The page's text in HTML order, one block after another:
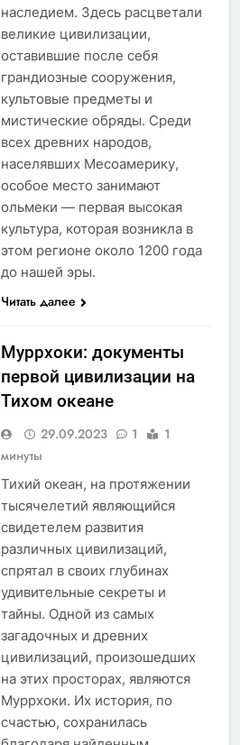
наследием. Здесь расцветали
великие цивилизации,
оставившие после себя
грандиозные сооружения,
культовые предметы и
мистические обряды. Среди
всех древних народов,
населявших Месоамерику,
особое место занимают
ольмеки — первая высокая
культура, которая возникла в
этом регионе около 1200 года
до нашей эры.
Читать далее
Муррхоки: документы
первой цивилизации на
Тихом океане
29.09.2023 1
1
минуты
Тихий океан, на протяжении
тысячелетий являющийся
свидетелем развития
различных цивилизаций,
спрятал в своих глубинах
удивительные секреты и
тайны. Одной из самых
загадочных и древних
цивилизаций, произошедших
на этих просторах, являются
Муррхоки. Их история, по
счастью, сохранилась